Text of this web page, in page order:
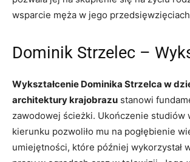
wsparcie męża w jego
Dominik Strzelec –
Wykształcenie Dominika Strzelca w
architektury krajobrazu stanowi
zawodowej ścieżki. Ukończenie studiów
kierunku pozwoliło mu na pogłębienie
umiejętności, które później wykorzystał